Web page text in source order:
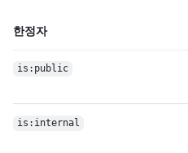
한정자
is:public
is:internal